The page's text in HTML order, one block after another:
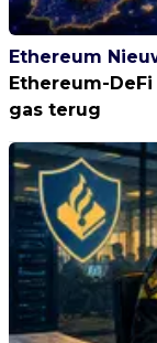
Ethereum
Ethereum-
gas terug